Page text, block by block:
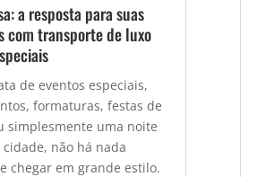
a resposta para suas
com transporte de luxo
de eventos especiais,
formaturas, festas de
simplesmente uma noite
não há nada
chegar em grande estilo.